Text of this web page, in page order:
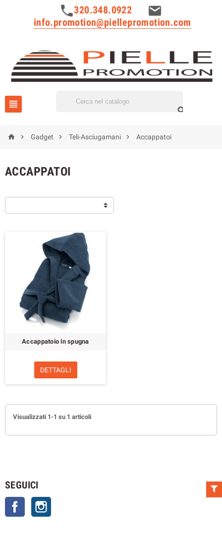
320.348.0922
info.promotion@piellepromotion.com


  Gadget  Teli-Asciugamani  Accappatoi
ACCAPPATOI
Accappatoio in spugna
DETTAGLI
Visualizzati 1-1 su 1 articoli
SEGUICI
Facebook